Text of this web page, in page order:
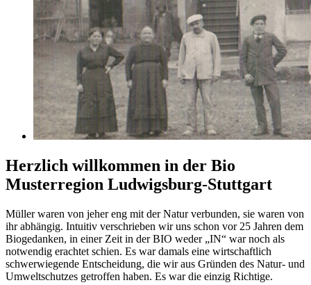
Herzlich willkommen in der Bio
Musterregion Ludwigsburg-Stuttgart
Müller waren von jeher eng mit der Natur verbunden, sie waren von
ihr abhängig. Intuitiv verschrieben wir uns schon vor 25 Jahren dem
Biogedanken, in einer Zeit in der BIO weder „IN“ war noch als
notwendig erachtet schien. Es war damals eine wirtschaftlich
schwerwiegende Entscheidung, die wir aus Gründen des Natur- und
Umweltschutzes getroffen haben. Es war die einzig Richtige.